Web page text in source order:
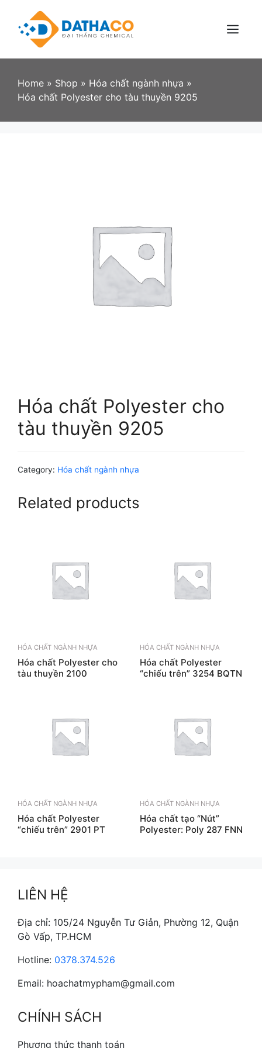
content
Menu
Home » Shop » Hóa chất ngành nhựa »
Hóa chất Polyester cho tàu thuyền 9205
Hóa chất Polyester cho
tàu thuyền 9205
Category: Hóa chất ngành nhựa
Related products
HÓA CHẤT NGÀNH NHỰA
Hóa chất Polyester cho
tàu thuyền 2100
HÓA CHẤT NGÀNH NHỰA
Hóa chất Polyester
“chiếu trên” 3254 BQTN
HÓA CHẤT NGÀNH NHỰA
Hóa chất Polyester
“chiếu trên” 2901 PT
HÓA CHẤT NGÀNH NHỰA
Hóa chất tạo “Nút”
Polyester: Poly 287 FNN
LIÊN HỆ
Địa chỉ: 105/24 Nguyễn Tư Giản, Phường 12, Quận
Gò Vấp, TP.HCM
Hotline: 0378.374.526
Email: hoachatmypham@gmail.com
CHÍNH SÁCH
Phương thức thanh toán